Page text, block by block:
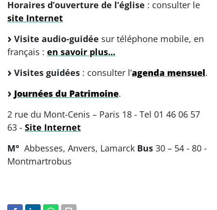
Horaires d’ouverture de l’église : consulter le
site Internet
Visite audio-guidée sur téléphone mobile, en
français : en savoir plus...
Visites guidées : consulter l’agenda mensuel.
Journées du Patrimoine.
2 rue du Mont-Cenis – Paris 18 - Tel 01 46 06 57
63 - Site Internet
M° Abbesses, Anvers, Lamarck Bus 30 – 54 - 80 -
Montmartrobus